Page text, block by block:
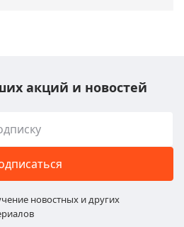
акций и новостей
новостных и других